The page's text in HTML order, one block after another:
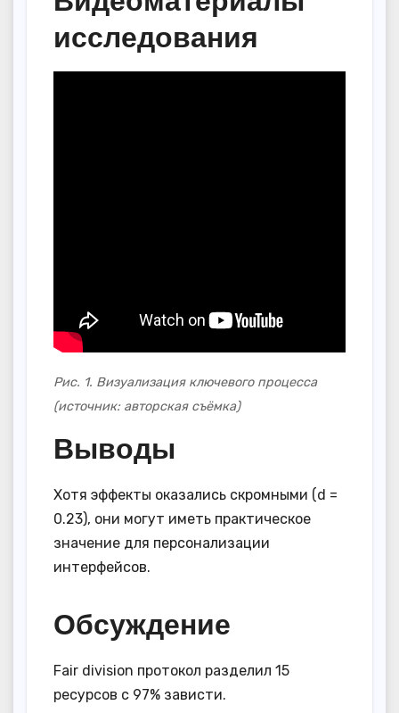
исследования
Рис. 1. Визуализация ключевого процесса
(источник: авторская съёмка)
Выводы
Хотя эффекты оказались скромными (d =
0.23), они могут иметь практическое
значение для персонализации
интерфейсов.
Обсуждение
Fair division протокол разделил 15
ресурсов с 97% зависти.